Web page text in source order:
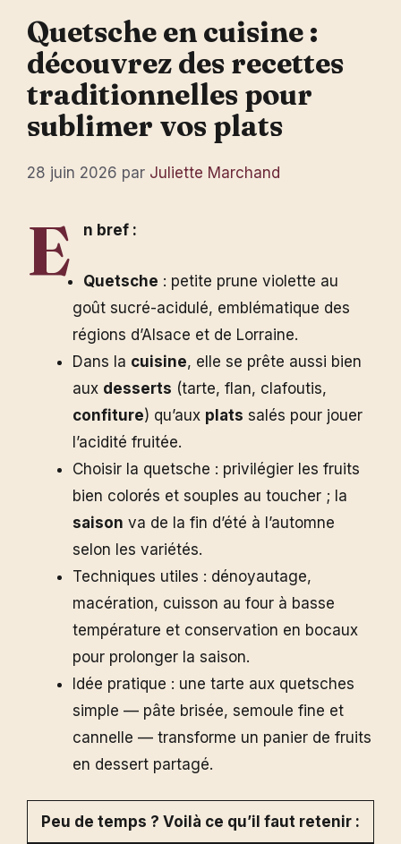
Quetsche en cuisine :
découvrez des recettes
traditionnelles pour
sublimer vos plats
28 juin 2026 par Juliette Marchand
E n bref :
Quetsche : petite prune violette au
goût sucré-acidulé, emblématique des
régions d’Alsace et de Lorraine.
Dans la cuisine, elle se prête aussi bien
aux desserts (tarte, flan, clafoutis,
confiture) qu’aux plats salés pour jouer
l’acidité fruitée.
Choisir la quetsche : privilégier les fruits
bien colorés et souples au toucher ; la
saison va de la fin d’été à l’automne
selon les variétés.
Techniques utiles : dénoyautage,
macération, cuisson au four à basse
température et conservation en bocaux
pour prolonger la saison.
Idée pratique : une tarte aux quetsches
simple — pâte brisée, semoule fine et
cannelle — transforme un panier de fruits
en dessert partagé.
Peu de temps ? Voilà ce qu’il faut retenir :